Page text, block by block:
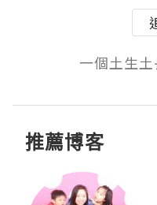
一個土生
推薦博客